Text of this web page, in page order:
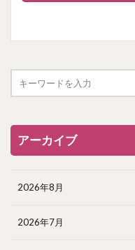
アーカイブ
2026年8月
2026年7月